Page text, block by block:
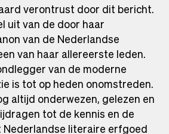
verontrust door dit bericht.
uit van de door haar
van de Nederlandse
van haar allereerste leden.
van de moderne
is tot op heden onomstreden.
altijd onderwezen, gelezen en
tot de kennis en de
literaire erfgoed